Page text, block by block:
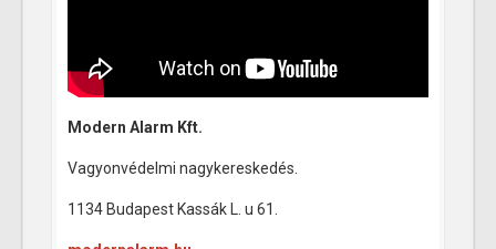
Modern Alarm Kft.
Vagyonvédelmi nagykereskedés.
1134 Budapest Kassák L. u 61.